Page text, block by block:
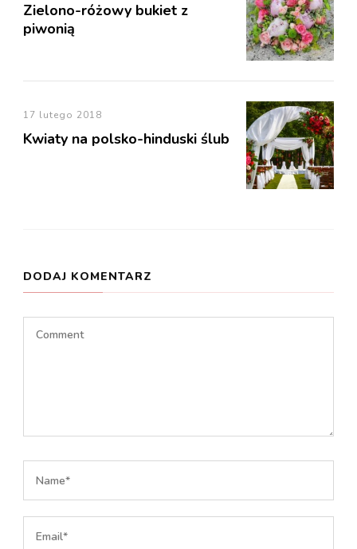
Zielono-różowy bukiet z
piwonią
17 lutego 2018
Kwiaty na polsko-hinduski ślub
DODAJ KOMENTARZ